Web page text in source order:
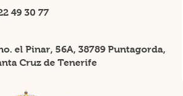
49 30 77
el Pinar, 56A, 38789 Puntagorda,
Cruz de Tenerife